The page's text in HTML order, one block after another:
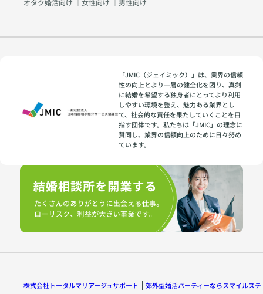
オタク婚活向け 女性向け 男性向け
「JMIC（ジェイミック）」は、業界の信頼
性の向上とより一層の健全化を図り、真剣
に結婚を希望する独身者にとってより利用
しやすい環境を整え、魅力ある業界とし
て、社会的な責任を果たしていくことを目
指す団体です。私たちは「JMIC」の理念に
賛同し、業界の信頼向上のために日々努め
ています。
株式会社トータルマリアージュサポート
郊外型婚活パーティーならスマイルステ